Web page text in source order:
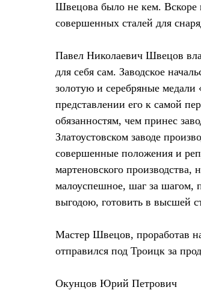
Швецова было не кем. Вскоре
совершенных сталей для
Павел Николаевич Швецов
для себя сам. Заводское
золотую и серебряные медали
представлении его к самой
обязанностям, чем принес
Златоустовском заводе
совершенные положения и
мартеновского
малоуспешное, шаг за шагом,
выгодою, готовить в высшей
Мастер Швецов, проработав
отправился под Троицк за
Окунцов Юрий Петрович